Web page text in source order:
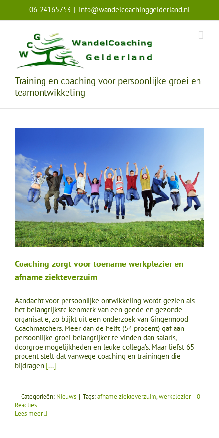
inhoud
06-24165753 | info@wandelcoachinggelderland.nl
Training en coaching voor persoonlijke groei en
teamontwikkeling
Coaching zorgt voor toename werkplezier en
afname ziekteverzuim
Aandacht voor persoonlijke ontwikkeling wordt gezien als
het belangrijkste kenmerk van een goede en gezonde
organisatie, zo blijkt uit een onderzoek van Gingermood
Coachmatchers. Meer dan de helft (54 procent) gaf aan
persoonlijke groei belangrijker te vinden dan salaris,
doorgroeimogelijkheden en leuke collega’s. Maar liefst 65
procent stelt dat vanwege coaching en trainingen die
bijdragen [...]
| Categorieën: Nieuws | Tags:afname ziekteverzuim,werkplezier | 0
Reacties
Lees meer